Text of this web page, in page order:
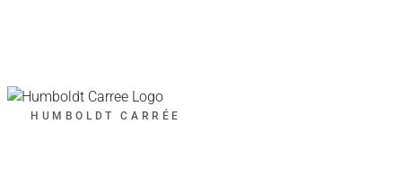
HUMBOLDT CARRÉE